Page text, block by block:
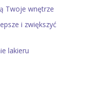
Twoje wnętrze
i zwiększyć
lakieru